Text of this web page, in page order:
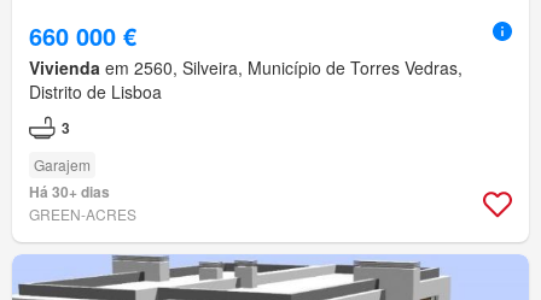
660 000 €
Vivienda em 2560, Silveira, Município de Torres Vedras,
Distrito de Lisboa
3
Garajem
Há 30+ dias
GREEN-ACRES